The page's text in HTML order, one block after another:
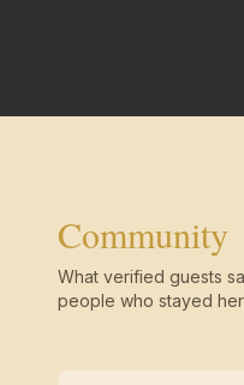
Community
What verified guests
people who stayed